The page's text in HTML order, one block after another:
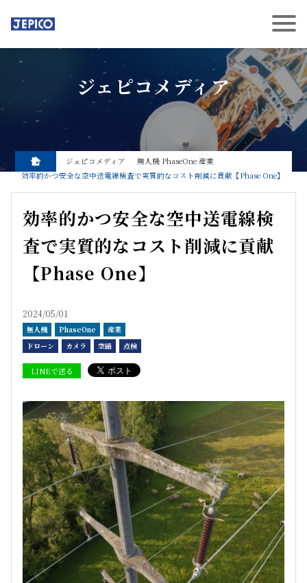
ジェピコメディア
ジェピコメディア 無人機 PhaseOne 産業
効率的かつ安全な空中送電線検査で実質的なコスト削減に貢献【Phase One】
効率的かつ安全な空中送電線検
査で実質的なコスト削減に貢献
【Phase One】
2024/05/01
無人機 PhaseOne
産業
ドローン
カメラ 空撮 点検
LINEで送る